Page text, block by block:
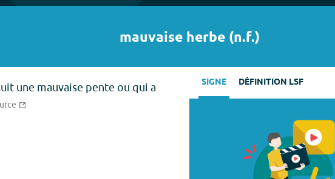
mauvaise herbe(n.f.)
une mauvaise pente ou qui a
SIGNE DÉFINITION LSF